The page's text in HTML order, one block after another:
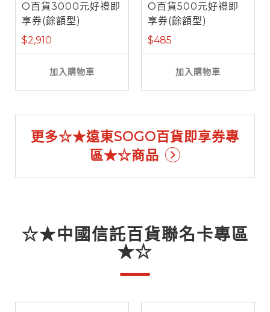
O百貨3000元好禮即
享券(餘額型)
$2,910
加入購物車
O百貨500元好禮即
享券(餘額型)
$485
加入購物車
更多☆★遠東SOGO百貨即享券專
區★☆商品
☆★中國信託百貨聯名卡專區
★☆